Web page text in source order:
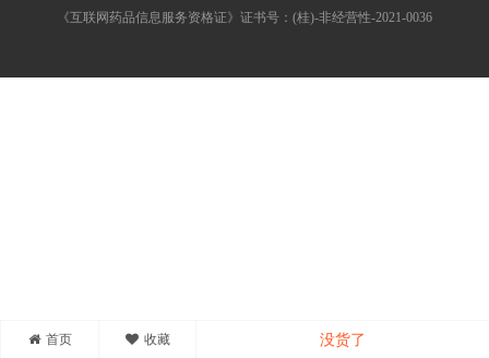
首页 收藏 没货了
《互联网药品信息服务资格证》证书号：(桂)-非经营性-2021-0036